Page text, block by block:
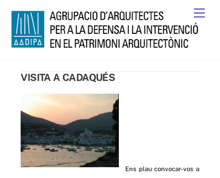
content
VISITA A CADAQUÉS
Ens plau convocar-vos a